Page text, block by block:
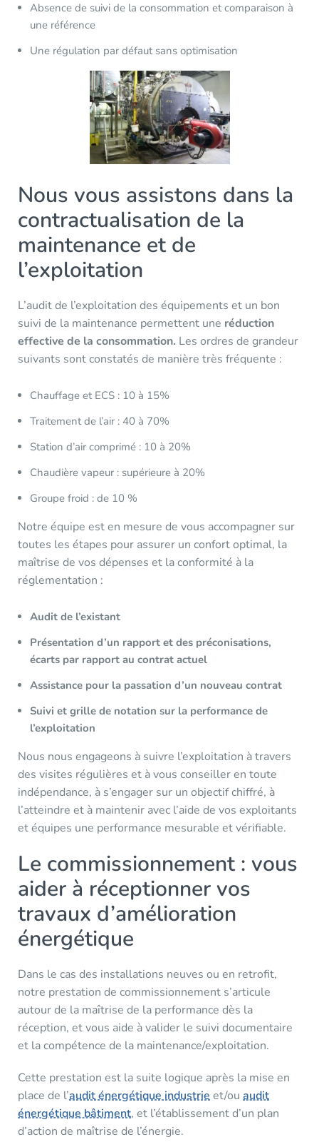
Absence de suivi de la consommation et comparaison à
une référence
Une régulation par défaut sans optimisation
Nous vous assistons dans la
contractualisation de la
maintenance et de
l’exploitation
L’audit de l’exploitation des équipements et un bon
suivi de la maintenance permettent une réduction
effective de la consommation. Les ordres de grandeur
suivants sont constatés de manière très fréquente :
Chauffage et ECS : 10 à 15%
Traitement de l’air : 40 à 70%
Station d’air comprimé : 10 à 20%
Chaudière vapeur : supérieure à 20%
Groupe froid : de 10 %
Notre équipe est en mesure de vous accompagner sur
toutes les étapes pour assurer un confort optimal, la
maîtrise de vos dépenses et la conformité à la
réglementation :
Audit de l’existant
Présentation d’un rapport et des préconisations,
écarts par rapport au contrat actuel
Assistance pour la passation d’un nouveau contrat
Suivi et grille de notation sur la performance de
l’exploitation
Nous nous engageons à suivre l’exploitation à travers
des visites régulières et à vous conseiller en toute
indépendance, à s’engager sur un objectif chiffré, à
l’atteindre et à maintenir avec l’aide de vos exploitants
et équipes une performance mesurable et vérifiable.
Le commissionnement : vous
aider à réceptionner vos
travaux d’amélioration
énergétique
Dans le cas des installations neuves ou en retrofit,
notre prestation de commissionnement s’articule
autour de la maîtrise de la performance dès la
réception, et vous aide à valider le suivi documentaire
et la compétence de la maintenance/exploitation.
Cette prestation est la suite logique après la mise en
place de l’audit énergétique industrieet/ou audit
énergétique bâtiment, et l’établissement d’un plan
d’action de maîtrise de l’énergie.